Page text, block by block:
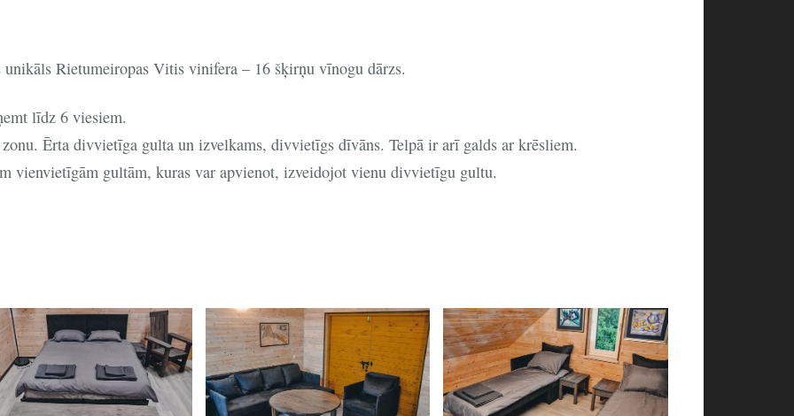
Rietumeiropas Vitis vinifera – 16 šķirņu vīnogu dārzs.
līdz 6 viesiem.
Ērta divvietīga gulta un izvelkams, divvietīgs dīvāns. Telpā ir arī galds ar krēsliem.
vienvietīgām gultām, kuras var apvienot, izveidojot vienu divvietīgu gultu.